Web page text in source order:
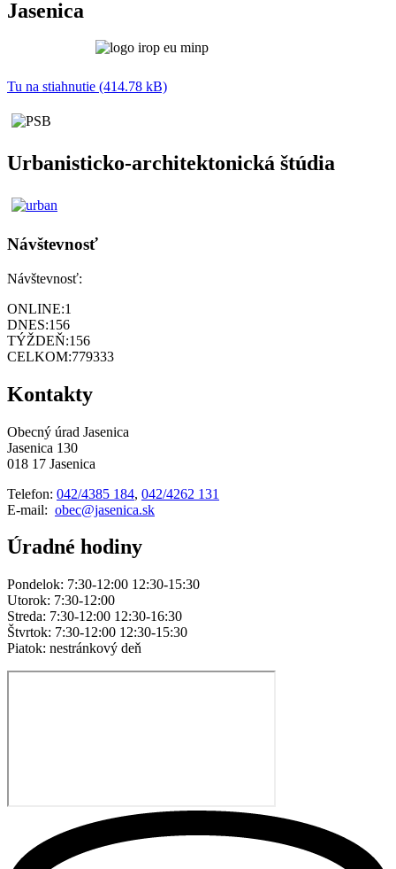
Jasenica
Tu na stiahnutie (414.78 kB)
Urbanisticko-architektonická štúdia
Návštevnosť
Návštevnosť:
ONLINE:1
DNES:156
TÝŽDEŇ:156
CELKOM:779333
Kontakty
Obecný úrad Jasenica
Jasenica 130
018 17 Jasenica
Telefon: 042/4385 184, 042/4262 131
E-mail: obec@jasenica.sk
Úradné hodiny
Pondelok: 7:30-12:00 12:30-15:30
Utorok: 7:30-12:00
Streda: 7:30-12:00 12:30-16:30
Štvrtok: 7:30-12:00 12:30-15:30
Piatok: nestránkový deň